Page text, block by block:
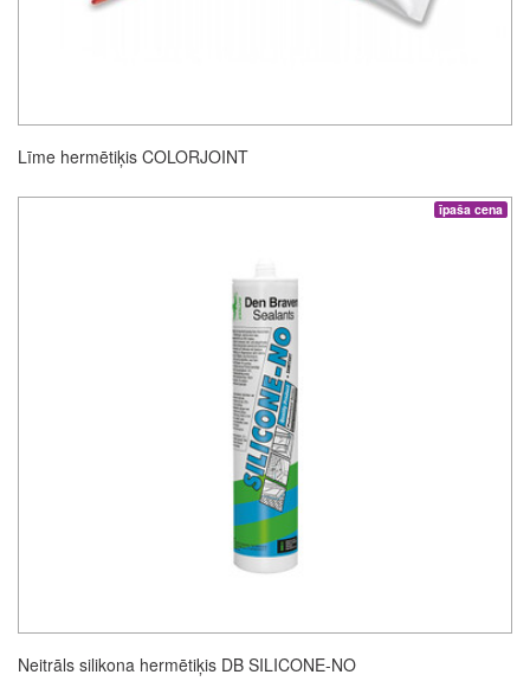
Līme hermētiķis COLORJOINT
īpaša cena
Neitrāls silikona hermētiķis DB SILICONE-NO